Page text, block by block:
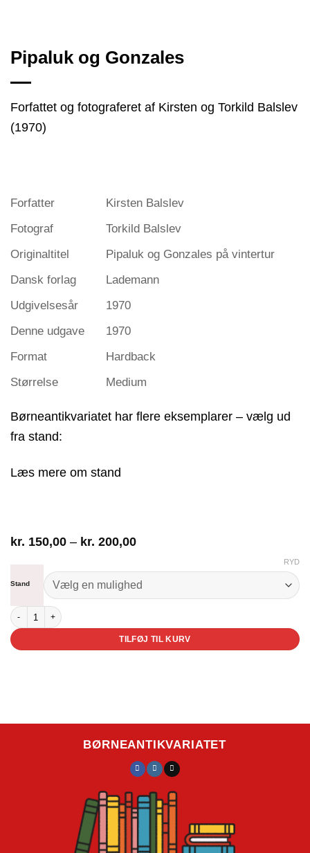
Pipaluk og Gonzales
Forfattet og fotograferet af Kirsten og Torkild Balslev
(1970)
Forfatter
Kirsten Balslev
Fotograf
Torkild Balslev
Originaltitel
Pipaluk og Gonzales på vintertur
Dansk forlag
Lademann
Udgivelsesår
1970
Denne udgave
1970
Format
Hardback
Størrelse
Medium
Børneantikvariatet har flere eksemplarer – vælg ud
fra stand:
Læs mere om stand
kr. 150,00 – kr. 200,00Prisinterval:
kr. 200,00
Stand
RYD
Pipaluk og Gonzales antal
TILFØJ TIL KURV
BØRNEANTIKVARIATET